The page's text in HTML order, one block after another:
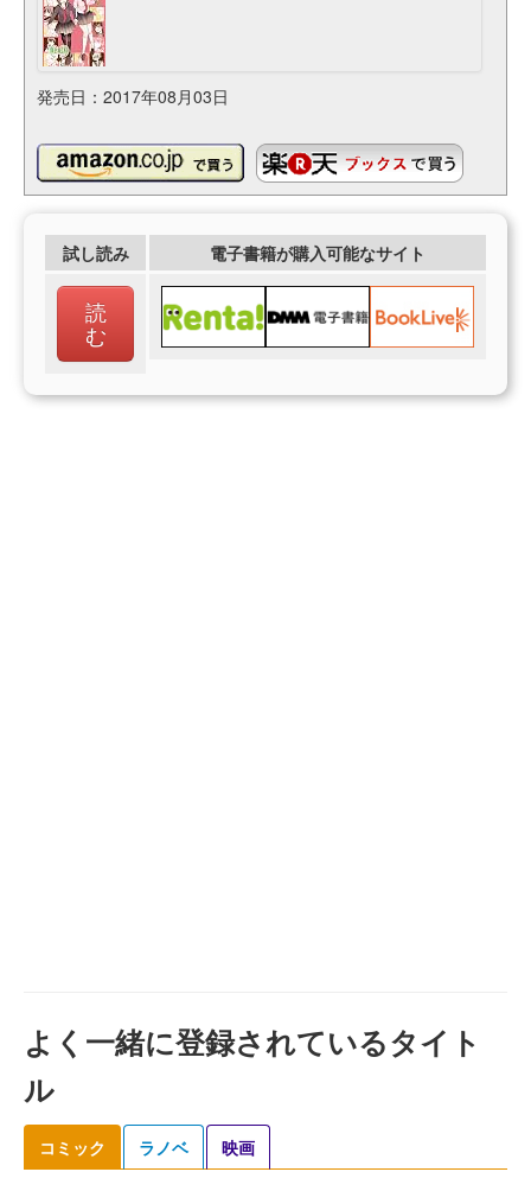
発売日：2017年08月03日
試し読み 電子書籍が購入可能なサイト
読
む
よく一緒に登録されているタイト
ル
コミック ラノベ 映画